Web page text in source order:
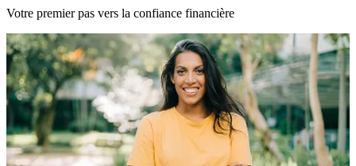
Votre premier pas vers la confiance financière